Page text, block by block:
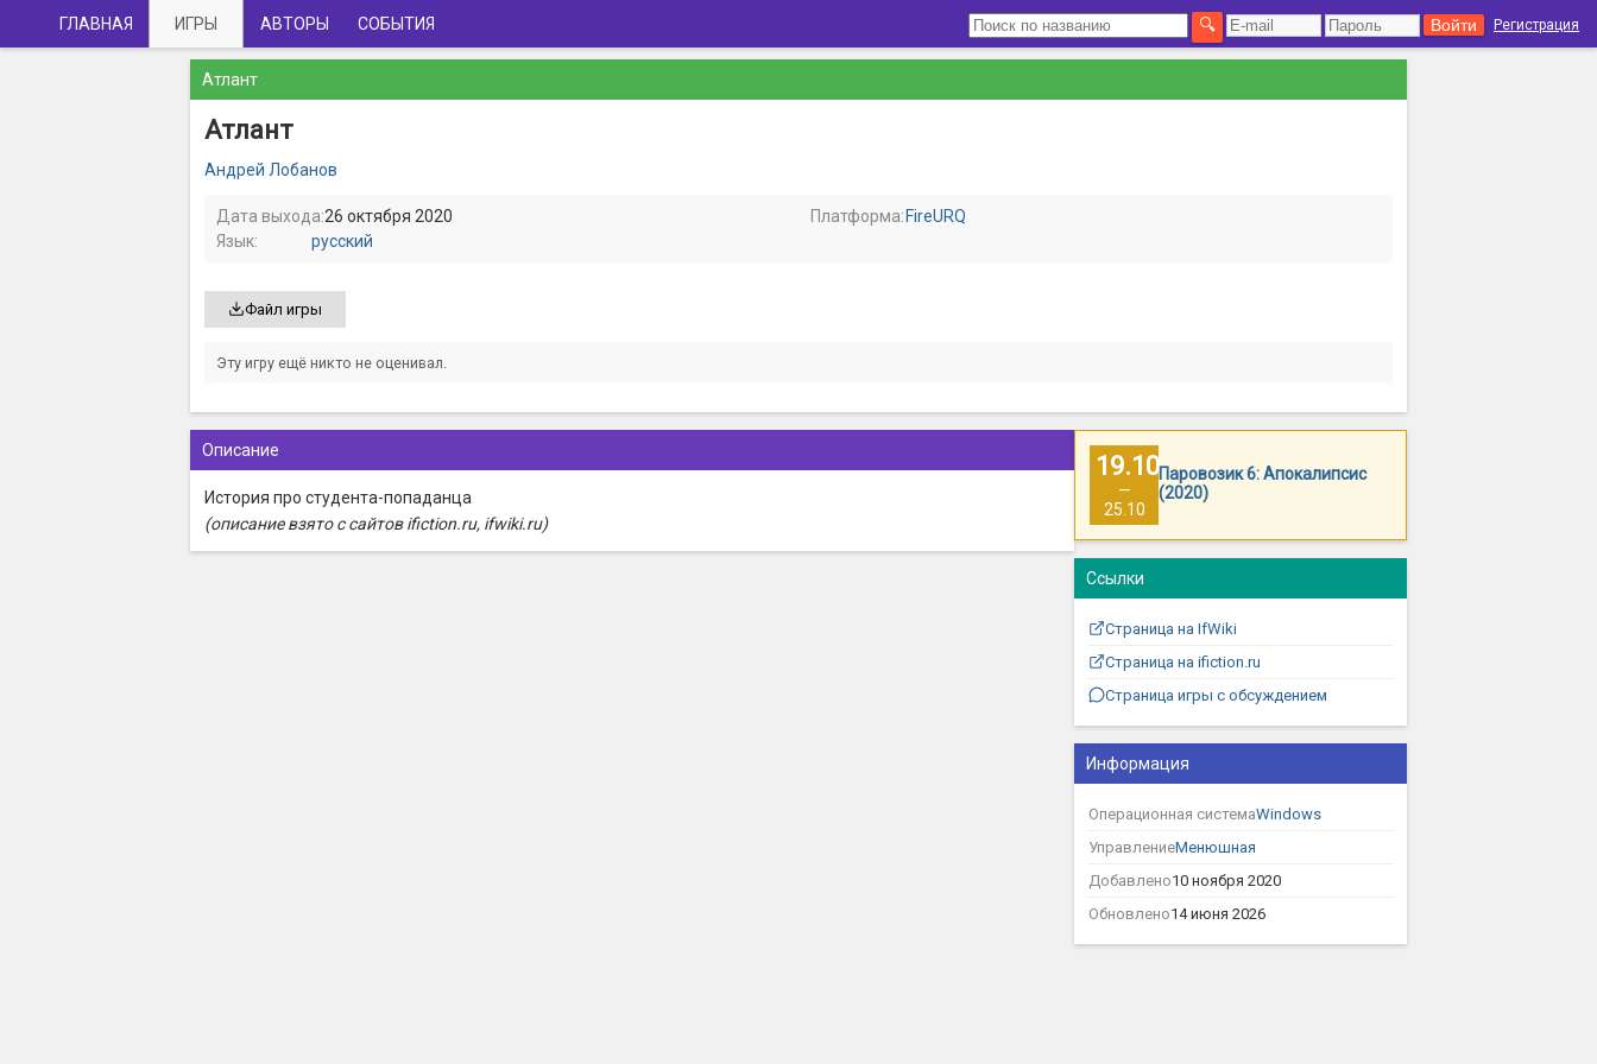
Регистрация
ГЛАВНАЯ ИГРЫ АВТОРЫ СОБЫТИЯ
Атлант
Атлант
Андрей Лобанов
Дата выхода:26 октября 2020 Платформа:FireURQ
Язык:
русский
Файл игры
Эту игру ещё никто не оценивал.
Описание
История про студента-попаданца
(описание взято с сайтов ifiction.ru, ifwiki.ru)
19.10
—
25.10
Паровозик 6: Апокалипсис
(2020)
Ссылки
Страница на IfWiki
Страница на ifiction.ru
Страница игры с обсуждением
Информация
Операционная системаWindows
УправлениеМенюшная
Добавлено10 ноября 2020
Обновлено14 июня 2026